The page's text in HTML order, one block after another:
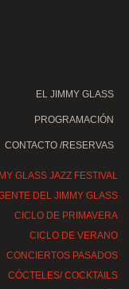
EL JIMMY GLASS
PROGRAMACIÓN
CONTACTO /RESERVAS
GLASS JAZZ FESTIVAL
DEL JIMMY GLASS
CICLO DE PRIMAVERA
CICLO DE VERANO
CONCIERTOS PASADOS
CÓCTELES/ COCKTAILS